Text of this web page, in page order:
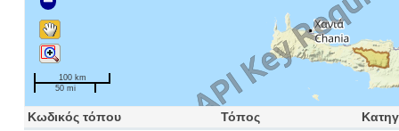
100 km
50 mi
Κωδικός τόπου Τόπος